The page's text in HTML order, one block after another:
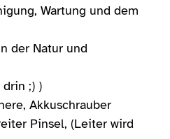
Wartung und dem
der Natur und
drin ;) )
Akkuschrauber
Pinsel, (Leiter wird